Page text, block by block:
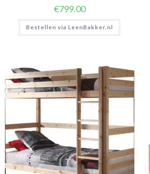
€799.00
Bestellen via LeenBakker.nl